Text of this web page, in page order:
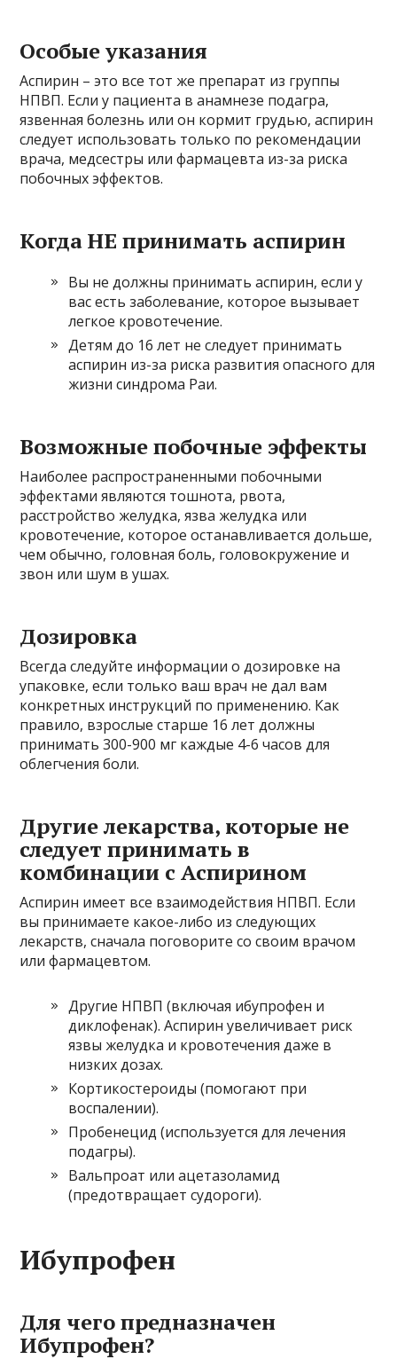
Особые указания
Аспирин – это все тот же препарат из группы
НПВП. Если у пациента в анамнезе подагра,
язвенная болезнь или он кормит грудью, аспирин
следует использовать только по рекомендации
врача, медсестры или фармацевта из-за риска
побочных эффектов.
Когда НЕ принимать аспирин
Вы не должны принимать аспирин, если у
вас есть заболевание, которое вызывает
легкое кровотечение.
Детям до 16 лет не следует принимать
аспирин из-за риска развития опасного для
жизни синдрома Раи.
Возможные побочные эффекты
Наиболее распространенными побочными
эффектами являются тошнота, рвота,
расстройство желудка, язва желудка или
кровотечение, которое останавливается дольше,
чем обычно, головная боль, головокружение и
звон или шум в ушах.
Дозировка
Всегда следуйте информации о дозировке на
упаковке, если только ваш врач не дал вам
конкретных инструкций по применению. Как
правило, взрослые старше 16 лет должны
принимать 300-900 мг каждые 4-6 часов для
облегчения боли.
Другие лекарства, которые не
следует принимать в
комбинации с Аспирином
Аспирин имеет все взаимодействия НПВП. Если
вы принимаете какое-либо из следующих
лекарств, сначала поговорите со своим врачом
или фармацевтом.
Другие НПВП (включая ибупрофен и
диклофенак). Аспирин увеличивает риск
язвы желудка и кровотечения даже в
низких дозах.
Кортикостероиды (помогают при
воспалении).
Пробенецид (используется для лечения
подагры).
Вальпроат или ацетазоламид
(предотвращает судороги).
Ибупрофен
Для чего предназначен
Ибупрофен?